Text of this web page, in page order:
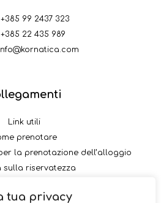
tua privacy
+385 99 2437 323
+385 22 435 989
Link utili
prenotare
la prenotazione dell’alloggio
sulla riservatezza